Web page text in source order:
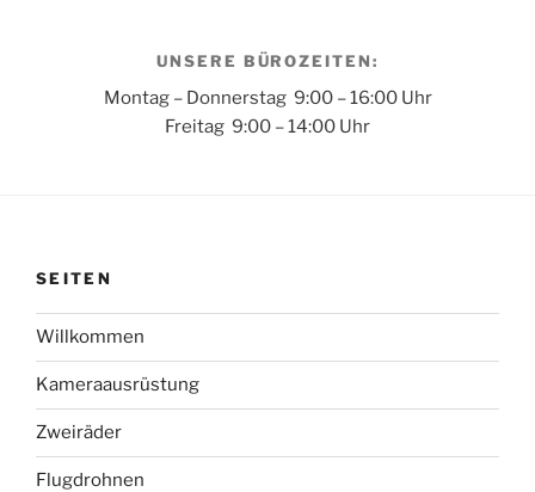
UNSERE BÜROZEITEN:
Montag – Donnerstag 9:00 – 16:00 Uhr
Freitag 9:00 – 14:00 Uhr
SEITEN
Willkommen
Kameraausrüstung
Zweiräder
Flugdrohnen